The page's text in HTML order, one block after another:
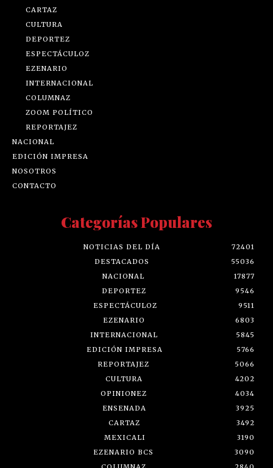
CARTAZ
CULTURA
DEPORTEZ
ESPECTÁCULOZ
EZENARIO
INTERNACIONAL
COLUMNAZ
ZOOM POLÍTICO
REPORTAJEZ
NACIONAL
EDICIÓN IMPRESA
NOSOTROS
CONTACTO
Categorías Populares
NOTICIAS DEL DÍA
72401
DESTACADOS
55036
NACIONAL
17877
DEPORTEZ
9546
ESPECTÁCULOZ
9511
EZENARIO
6803
INTERNACIONAL
5845
EDICIÓN IMPRESA
5766
REPORTAJEZ
5066
CULTURA
4202
OPINIONEZ
4034
ENSENADA
3925
CARTAZ
3492
MEXICALI
3190
EZENARIO BCS
3090